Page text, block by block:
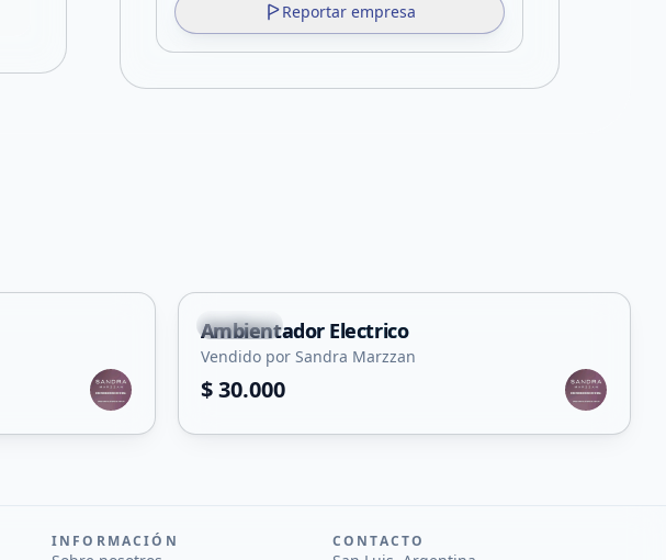
Reportar empresa
Capital
Ambientador Electrico
Vendido por Sandra Marzzan
$ 30.000
INFORMACIÓN CONTACTO